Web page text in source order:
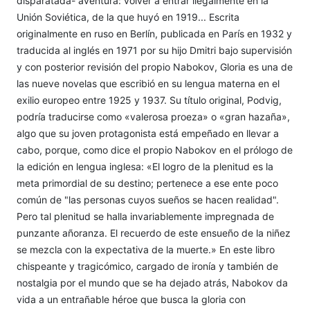
Unión Soviética, de la que huyó en 1919... Escrita
originalmente en ruso en Berlín, publicada en París en 1932 y
traducida al inglés en 1971 por su hijo Dmitri bajo supervisión
y con posterior revisión del propio Nabokov, Gloria es una de
las nueve novelas que escribió en su lengua materna en el
exilio europeo entre 1925 y 1937. Su título original, Podvig,
podría traducirse como «valerosa proeza» o «gran hazaña»,
algo que su joven protagonista está empeñado en llevar a
cabo, porque, como dice el propio Nabokov en el prólogo de
la edición en lengua inglesa: «El logro de la plenitud es la
meta primordial de su destino; pertenece a ese ente poco
común de "las personas cuyos sueños se hacen realidad".
Pero tal plenitud se halla invariablemente impregnada de
punzante añoranza. El recuerdo de este ensueño de la niñez
se mezcla con la expectativa de la muerte.» En este libro
chispeante y tragicómico, cargado de ironía y también de
nostalgia por el mundo que se ha dejado atrás, Nabokov da
vida a un entrañable héroe que busca la gloria con